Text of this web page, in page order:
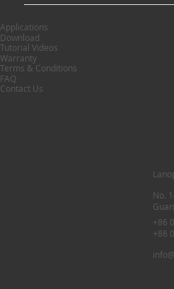
No.
+86
+86
Applications
Download
Tutorial Videos
Warranty
Terms & Conditions
FAQ
Contact Us